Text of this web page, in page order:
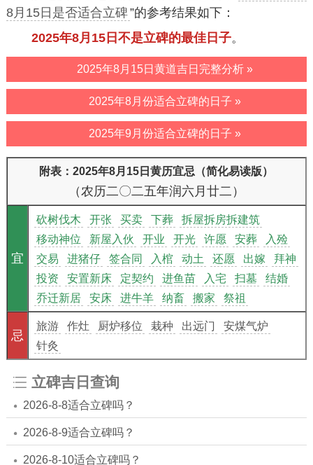
8月15日是否适合立碑”的参考结果如下：
2025年8月15日不是立碑的最佳日子。
2025年8月15日黄道吉日完整分析 »
2025年8月份适合立碑的日子 »
2025年9月份适合立碑的日子 »
附表：2025年8月15日黄历宜忌（简化易读版）
（农历二〇二五年润六月廿二）
宜
砍树伐木 开张 买卖 下葬
拆屋拆房拆建筑
移动神位
新屋入伙 开业 开光 许愿 安葬
入殓
交易
进猪仔 签合同 入棺 动土 还愿 出嫁
拜神
投资
安置新床 定契约 进鱼苗 入宅 扫墓
结婚
乔迁新居
安床 进牛羊 纳畜 搬家 祭祖
忌
旅游 作灶 厨炉移位 栽种 出远门
安煤气炉
针灸
立碑吉日查询
2026-8-8适合立碑吗？
2026-8-9适合立碑吗？
2026-8-10适合立碑吗？